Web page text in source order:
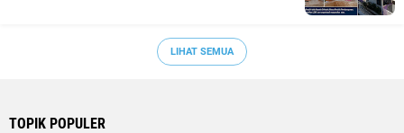
LIHAT SEMUA
TOPIK POPULER